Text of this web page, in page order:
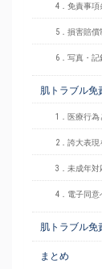
4．免責事項
5．損害賠
6．写真・
肌トラブル免
1．医療行為
2．誇大表現
3．未成年対
4．電子同意
肌トラブル免
まとめ